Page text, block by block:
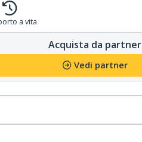
a vita
Acquista da partner
Vedi partner